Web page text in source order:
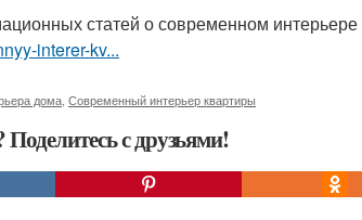
статей о современном интерьере
interer-kv...
дома Современный интерьер квартиры
с друзьями!